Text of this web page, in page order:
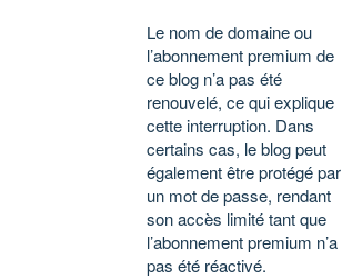
Le nom de domaine ou
l’abonnement premium de
ce blog n’a pas été
renouvelé, ce qui explique
cette interruption. Dans
certains cas, le blog peut
également être protégé par
un mot de passe, rendant
son accès limité tant que
l’abonnement premium n’a
pas été réactivé.